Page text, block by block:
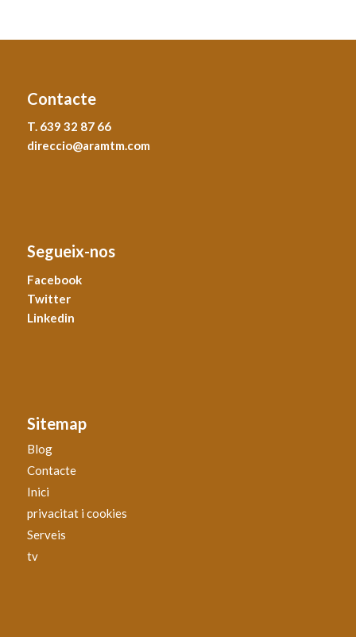
Contacte
T. 639 32 87 66
direccio@aramtm.com
Segueix-nos
Facebook
Twitter
Linkedin
Sitemap
Blog
Contacte
Inici
privacitat i cookies
Serveis
tv